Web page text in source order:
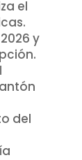
el
y
del